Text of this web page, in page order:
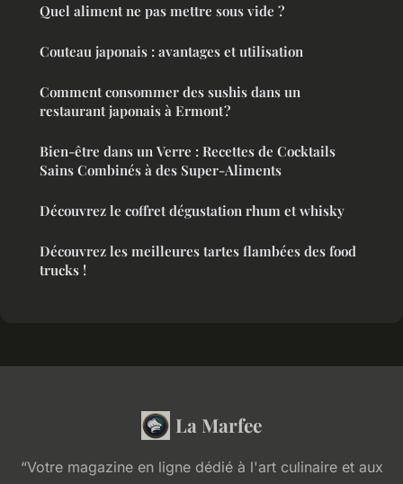
Quel aliment ne pas mettre sous vide ?
Couteau japonais : avantages et utilisation
Comment consommer des sushis dans un
restaurant japonais à Ermont ?
Bien-être dans un Verre : Recettes de Cocktails
Sains Combinés à des Super-Aliments
Découvrez le coffret dégustation rhum et whisky
Découvrez les meilleures tartes flambées des food
trucks !
La Marfee
“Votre magazine en ligne dédié à l'art culinaire et aux